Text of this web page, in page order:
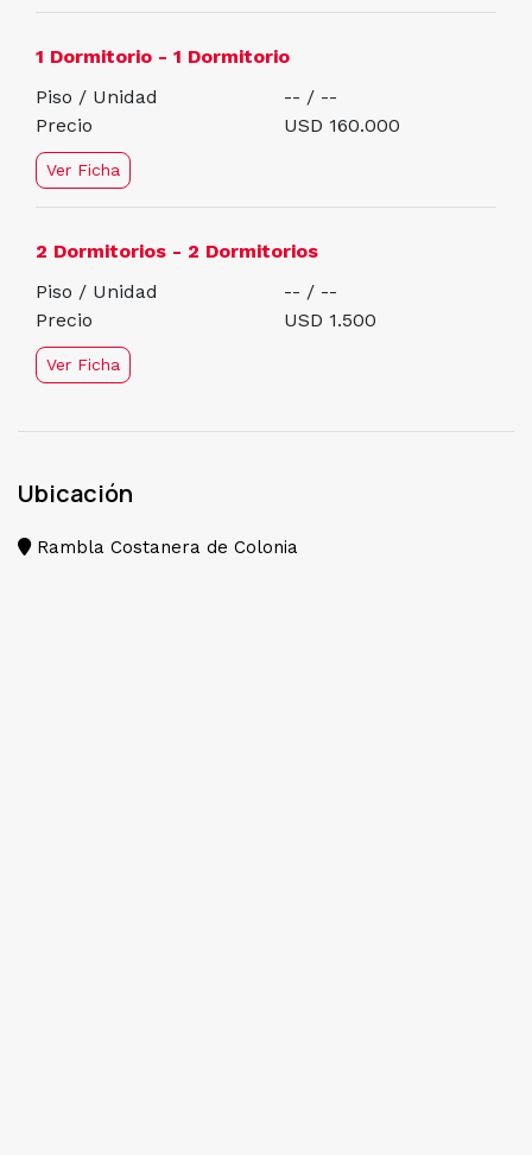
1 Dormitorio - 1 Dormitorio
Piso / Unidad
-- / --
Precio
USD 160.000
Ver Ficha
2 Dormitorios - 2 Dormitorios
Piso / Unidad
-- / --
Precio
USD 1.500
Ver Ficha
Ubicación
Rambla Costanera de Colonia